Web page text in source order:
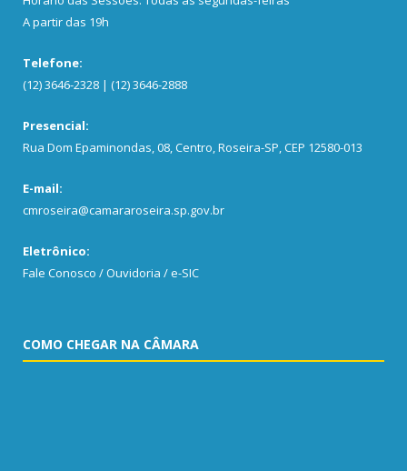
A partir das 19h
Telefone:
(12) 3646-2328 | (12) 3646-2888
Presencial:
Rua Dom Epaminondas, 08, Centro, Roseira-SP, CEP 12580-013
E-mail:
cmroseira@camararoseira.sp.gov.br
Eletrônico:
Fale Conosco / Ouvidoria / e-SIC
COMO CHEGAR NA CÂMARA